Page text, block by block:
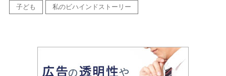
子ども 私のビハインドストーリー